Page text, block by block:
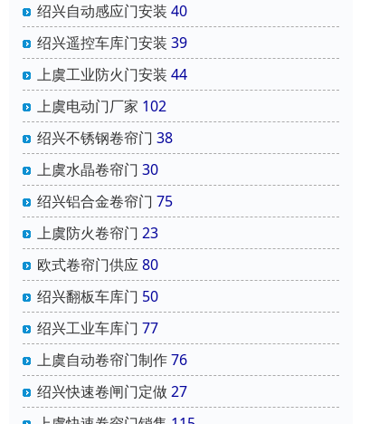
绍兴自动感应门安装 40
绍兴遥控车库门安装 39
上虞工业防火门安装 44
上虞电动门厂家 102
绍兴不锈钢卷帘门 38
上虞水晶卷帘门 30
绍兴铝合金卷帘门 75
上虞防火卷帘门 23
欧式卷帘门供应80
绍兴翻板车库门 50
绍兴工业车库门 77
上虞自动卷帘门制作76
绍兴快速卷闸门定做27